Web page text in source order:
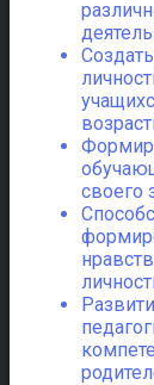
своего